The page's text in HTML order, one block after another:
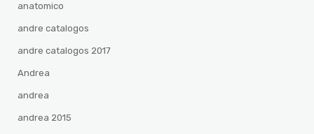
anatomico
andre catalogos
andre catalogos 2017
Andrea
andrea
andrea 2015